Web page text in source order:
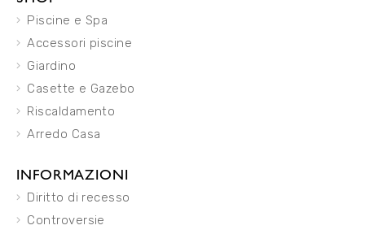
Piscine e Spa
Accessori piscine
Giardino
Casette e Gazebo
Riscaldamento
Arredo Casa
INFORMAZIONI
Diritto di recesso
Controversie